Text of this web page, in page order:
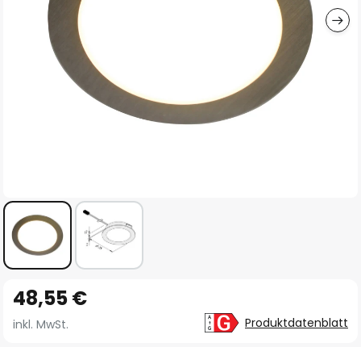
Anfang
der
48,55 €
inkl. MwSt. Produktdatenblatt